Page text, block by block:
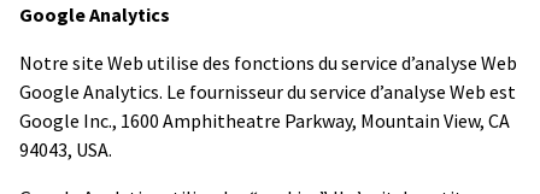
Google Analytics
Notre site Web utilise des fonctions du service d’analyse Web
Google Analytics. Le fournisseur du service d’analyse Web est
Google Inc., 1600 Amphitheatre Parkway, Mountain View, CA
94043, USA.